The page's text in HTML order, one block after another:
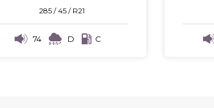
285 / 45 / R21
74 D C